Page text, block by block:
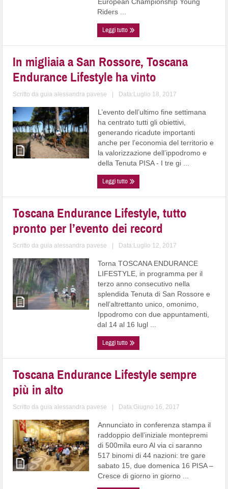
Riders ...
Leggi tutto
In migliaia a San Rossore, Toscana
Endurance Lifestyle ha vinto
Scritto daguia alessandra pavese Data:Luglio 18, 2017
L’evento dell’ultimo fine settimana
ha centrato tutti gli obiettivi,
generando ricadute importanti
anche per l’economia del territorio e
la valorizzazione dell’ippodromo e
della Tenuta PISA - I tre gi ...
Leggi tutto
Toscana Endurance Lifestyle, tutto
pronto per l’evento dei record
Scritto daguia alessandra pavese Data:Luglio 12, 2017
Torna TOSCANA ENDURANCE
LIFESTYLE, in programma per il
terzo anno consecutivo nella
splendida Tenuta di San Rossore e
nell’altrettanto unico, omonimo,
Ippodromo con due appuntamenti,
dal 14 al 16 lugl ...
Leggi tutto
Toscana Endurance Lifestyle sempre
più in alto
Scritto daguia alessandra pavese Data:Giugno 16, 2017
Annunciato in conferenza stampa il
raddoppio dell’iniziale montepremi
di 500mila euro Al via ci saranno
517 binomi di 44 nazioni: tre gare
sabato 15, due domenica 16 PISA –
Cresce di giorno in giorno ...